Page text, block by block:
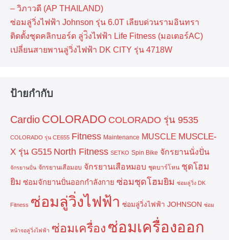
– วิภาวดี (AP THAILAND)
ซ่อมลู่วิ่งไฟฟ้า Johnson รุ่น 6.0T เลียบด่วนรามอินทรา
ติดตั้งชุดคลิกบอร์ด ลู่ว่ิงไฟฟ้า Life Fitness (มอเตอร์AC)
เปลี่ยนสายพานลู่วิ่งไฟฟ้า DK CITY รุ่น 4718W
ป้ายกำกับ
Cardio COLORADO COLORADO รุ่น 9535
COLORADO รุ่น CE655 Fitness Maintenance MUSCLE MUSCLE-
X รุ่น G515 North Fitness SETKO Spin Bike จักรยานนั่งปั่น
จักรยานปั่น จักรยานเสือมอบ จักรยานเสือหมอบ ชุดบาร์โหน ชุดโฮม
ยิม ซ่อมจักยานปั่นออกกำลังกาย ซ่อมชุดโฮมยิม ซ่อมลู่วิ่ง DK
Fitness ซ่อมลู่วิ่งไฟฟ้า ซ่อมลู่วิ่งไฟฟ้า JOHNSON ซ่อม
หน้าจอลู่วิ่งไฟฟ้า ซ่อมเครื่อง ซ่อมเครื่องออก